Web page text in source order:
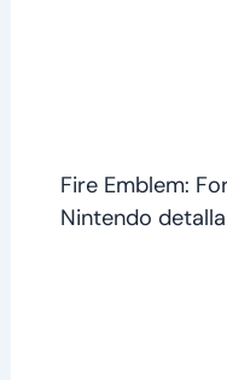
Fire Emblem:
Nintendo